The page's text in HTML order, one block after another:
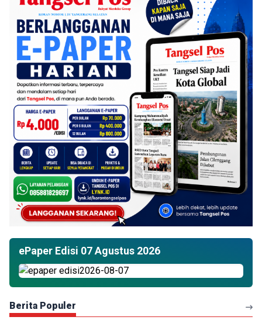
ePaper Edisi 07 Agustus 2026
Berita Populer